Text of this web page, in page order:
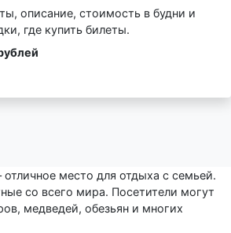
описание, стоимость в будни и
где купить билеты.
место для отдыха с семьей.
со всего мира. Посетители могут
медведей, обезьян и многих